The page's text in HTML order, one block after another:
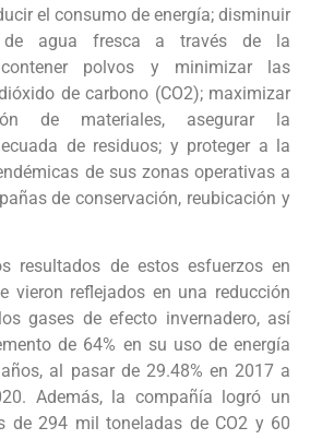
el consumo de energía; disminuir
de agua fresca a través de la
contener polvos y minimizar las
de carbono (CO2); maximizar
de materiales, asegurar la
de residuos; y proteger a la
de sus zonas operativas a
de conservación, reubicación y
resultados de estos esfuerzos en
vieron reflejados en una reducción
gases de efecto invernadero, así
de 64% en su uso de energía
al pasar de 29.48% en 2017 a
Además, la compañía logró un
de 294 mil toneladas de CO2 y 60